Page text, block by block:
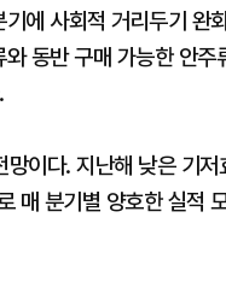
사회적 거리두기 완
동반 구매 가능한 안
이다. 지난해 낮은 기
매 분기별 양호한 실적